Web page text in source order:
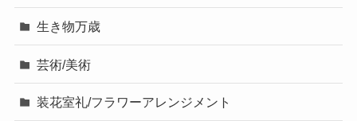
生き物万歳
芸術/美術
装花室礼/フラワーアレンジメント